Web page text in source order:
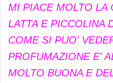
MI PIACE MOLTO LA
LATTA E PICCOLINA
COME SI PUO'
PROFUMAZIONE E'
MOLTO BUONA E